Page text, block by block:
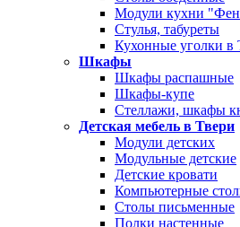
Модули кухни
Стулья, табуреты
Кухонные уголки в
Шкафы
Шкафы распашные
Шкафы-купе
Стеллажи, шкафы
Детская мебель в Твери
Модули детских
Модульные детские
Детские кровати
Компьютерные
Столы письменные
Полки настенные